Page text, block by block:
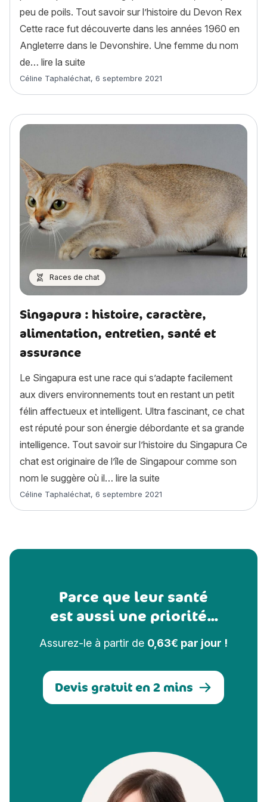
peu de poils. Tout savoir sur l’histoire du Devon Rex
Cette race fut découverte dans les années 1960 en
Angleterre dans le Devonshire. Une femme du nom
de… lire la suite
Article rédigé par
Céline Taphaléchat, 6 septembre 2021
Races de chat
Singapura : histoire, caractère,
alimentation, entretien, santé et
assurance
Le Singapura est une race qui s’adapte facilement
aux divers environnements tout en restant un petit
félin affectueux et intelligent. Ultra fascinant, ce chat
est réputé pour son énergie débordante et sa grande
intelligence. Tout savoir sur l’histoire du Singapura Ce
chat est originaire de l’île de Singapour comme son
nom le suggère où il… lire la suite
Article rédigé par
Céline Taphaléchat, 6 septembre 2021
Parce que leur santé
est aussi une priorité...
Assurez-le à partir de 0,63€ par jour !
Devis gratuit en 2 mins